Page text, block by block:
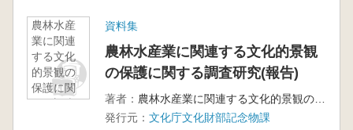
農林水産
業に関連
する文化
的景観の
保護に関
する調査
資料集
農林水産業に関連する文化的景観
の保護に関する調査研究(報告)
著者：
農林水産業に関連する文化的景観の保存・整備・活用に関する検討委員会
発行元： 文化庁文化財部記念物課